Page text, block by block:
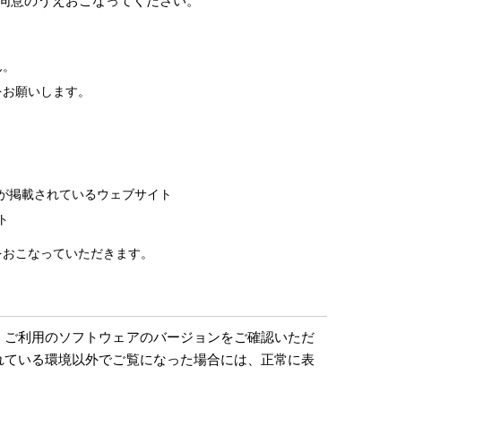
願いします。
掲載されているウェブサイト
こなっていただきます。
利用のソフトウェアのバージョンをご確認いただ
いる環境以外でご覧になった場合には、正常に表